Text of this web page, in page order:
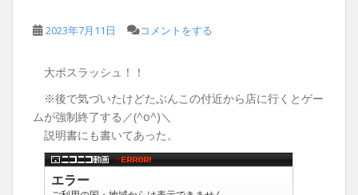
2023年7月11日 コメントをする
大ボスラッシュ！！
※後で気づいたけどたぶんこの付近から店に行くとゲー
ムが強制終了する／(^o^)＼
説明書にも書いてあった。